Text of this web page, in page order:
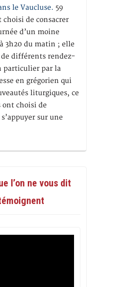
le Vaucluse. 59
de consacrer
d’un moine
3h20 du matin ; elle
différents rendez-
particulier par la
en grégorien qui
liturgiques, ce
ont choisi de
sur une
l’on ne vous dit